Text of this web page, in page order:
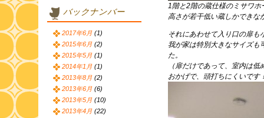
1階と2階の蔵仕様のミサワ
高さが若干低い蔵しかできな
それにあわせて入り口の扉も
我が家は特別大きなサイズも
た。
（扉だけであって、室内は低
おかげで、頭打ちにくいです
バックナンバー
2017年6月 (1)
2015年6月 (2)
2015年5月 (1)
2014年1月 (1)
2013年8月 (2)
2013年6月 (6)
2013年5月 (10)
2013年4月 (22)